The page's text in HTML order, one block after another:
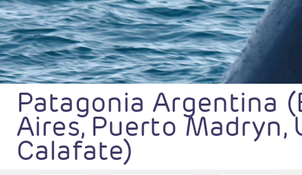
Patagonia Argentina
Aires, Puerto Madryn,
Calafate)